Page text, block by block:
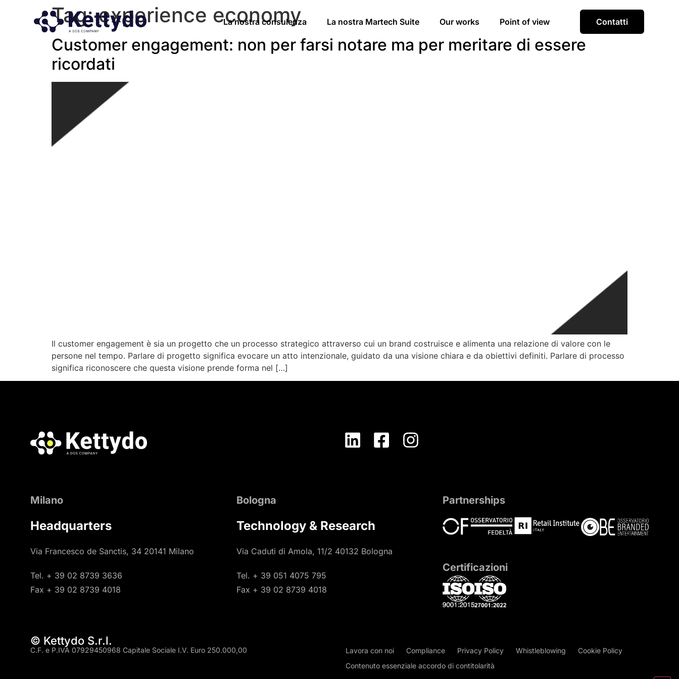
La nostra consulenza La nostra Martech Suite Our works Point of view Contatti
Tag:experience economy
Customer engagement: non per farsi notare ma per meritare di essere
ricordati
Il customer engagement è sia un progetto che un processo strategico attraverso cui un brand costruisce e alimenta una relazione di valore con le
persone nel tempo. Parlare di progetto significa evocare un atto intenzionale, guidato da una visione chiara e da obiettivi definiti. Parlare di processo
significa riconoscere che questa visione prende forma nel […]
Milano
Headquarters
Via Francesco de Sanctis, 34 20141 Milano
Tel. + 39 02 8739 3636
Fax + 39 02 8739 4018
Bologna
Technology & Research
Via Caduti di Amola, 11/2 40132 Bologna
Tel. + 39 051 4075 795
Fax + 39 02 8739 4018
Partnerships
Certificazioni
© Kettydo S.r.l.
C.F. e P.IVA 07929450968 Capitale Sociale I.V. Euro 250.000,00 Lavora con noi Compliance Privacy Policy Whistleblowing
Cookie Policy
Contenuto essenziale accordo di contitolarità